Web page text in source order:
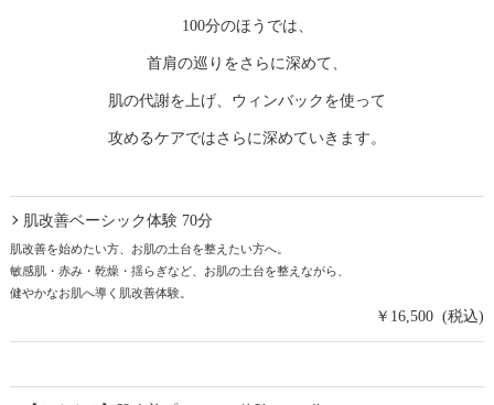
100分のほうでは、
首肩の巡りをさらに深めて、
肌の代謝を上げ、ウィンバックを使って
攻めるケアではさらに深めていきます。
肌改善ベーシック体験 70分
肌改善を始めたい方、お肌の土台を整えたい方へ。
敏感肌・赤み・乾燥・揺らぎなど、お肌の土台を整えながら、
健やかなお肌へ導く肌改善体験。
￥16,500 (税込)